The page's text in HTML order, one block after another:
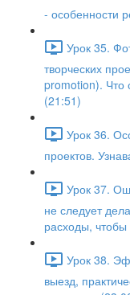
- особенности
Урок 35.
творческих
promotion). Что
(21:51)
Урок 36.
проектов.
Урок 37.
не следует
расходы,
Урок 38.
выезд,